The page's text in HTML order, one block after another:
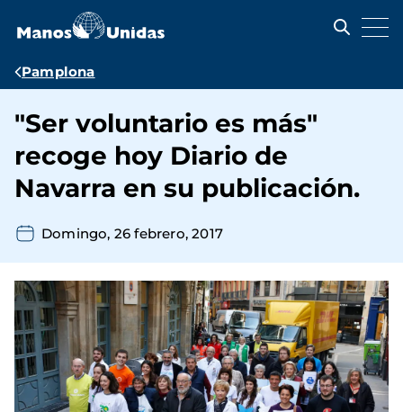
contenido
Ruta
navegación
Pamplona
"Ser voluntario es más"
recoge hoy Diario de
Navarra en su publicación.
Domingo, 26 febrero, 2017